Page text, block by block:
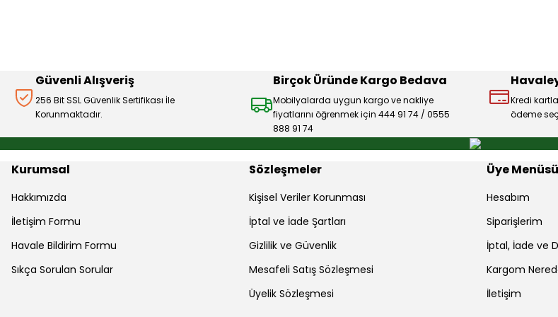
Güvenli Alışveriş
256 Bit SSL Güvenlik Sertifikası İle
Korunmaktadır.
Birçok Üründe Kargo Bedava
Mobilyalarda uygun kargo ve nakliye
fiyatlarını öğrenmek için 444 91 74 / 0555
888 91 74
Kredi
ödeme
Kurumsal
Hakkımızda
İletişim Formu
Havale Bildirim Formu
Sıkça Sorulan Sorular
Sözleşmeler
Kişisel Veriler Korunması
İptal ve İade Şartları
Gizlilik ve Güvenlik
Mesafeli Satış Sözleşmesi
Üyelik Sözleşmesi
Üye Menüsü
Hesabım
Siparişlerim
İptal, İade ve
Kargom
İletişim